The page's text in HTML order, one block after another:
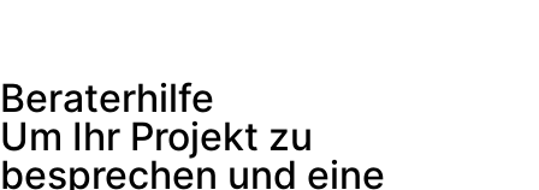
Beraterhilfe
Um Ihr Projekt zu
besprechen und eine